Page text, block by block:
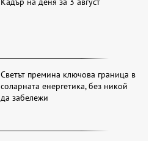
Светът премина ключова граница в
соларната енергетика, без никой
да забележи